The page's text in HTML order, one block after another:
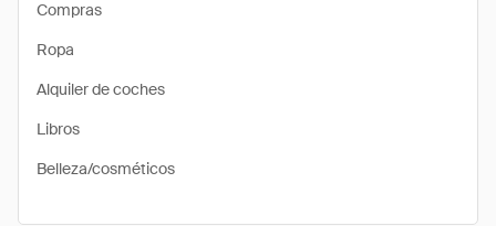
Compras
Ropa
Alquiler de coches
Libros
Belleza/cosméticos